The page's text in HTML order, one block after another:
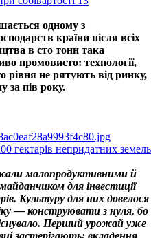
одному з
країни після всіх
в сто тонн така
промовисто: технології,
рівня не рятують від ринку,
за пів року.
гектарів непридатних земель
малопродуктивними й
для інвестиції
Культуру для них довелося
— конструювати з нуля, бо
Перший урожай уже